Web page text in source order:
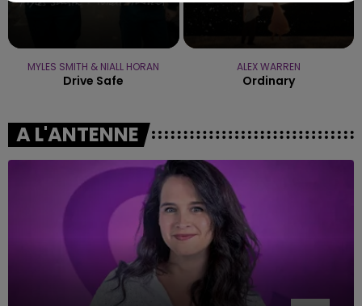
MYLES SMITH & NIALL HORAN
Drive Safe
ALEX WARREN
Ordinary
A L'ANTENNE